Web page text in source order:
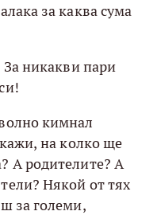
за каква сума
За никакви пари
кимнал
на колко ще
А родителите? А
Някой от тях
за големи,